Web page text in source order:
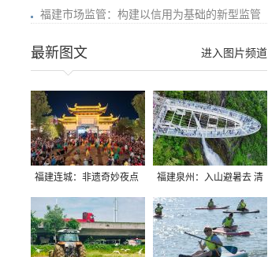
福建市场监管：构建以信用为基础的新型监管
进入图片频道
最新图文
福建连城：非遗奇妙夜点
亮夏夜
福建泉州：入山避暑去 清
凉好惬意